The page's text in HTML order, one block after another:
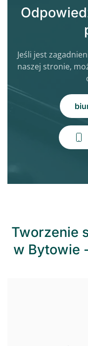
Jeśli jest
naszej stronie,
Tworzenie
w Bytowie